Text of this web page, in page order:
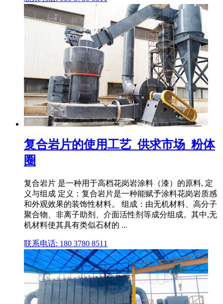
复合岩片的使用工艺_供求市场_粉体
圈
复合岩片 是一种用于高档花岗岩涂料（漆）的原料, 定
义与组成 定义：复合岩片是一种能赋予涂料花岗岩质感
和外观效果的装饰性材料。 组成：由无机材料、高分子
聚合物、非离子助剂、介面活性剂等成分组成。其中,无
机材料使其具有类似石材的 ...
联系电话: 180 3780 8511